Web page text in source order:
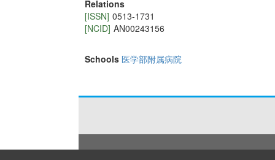
Relations
[ISSN] 0513-1731
[NCID] AN00243156
Schools 医学部附属病院